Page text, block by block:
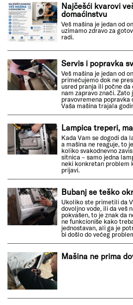
Najčešći kvarovi
domaćinstvu
Veš mašina je jedan od
uzimamo zdravo za
radi.
Servis i popravka
Veš mašina je jedan od
primećujemo dok ne
usred pranja ili počne
nam zapravo znači. Zato
pravovremena popravka
Vaša mašina trajala
Lampica treperi,
Kada Vam se dogodi da
a mašina ne reaguje, to
koliko svakodnevno
sitnica – samo jedna
neki konkretan problem
prijavi.
Bubanj se teško
Ukoliko ste primetili da
dovoljno vode, ili da veš
pokvašen, to je znak da
ne funkcioniše kako
jednostavan, ali ga je
bi došlo do većeg
Mašina ne prima